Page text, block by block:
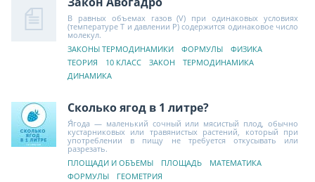
В равных объемах газов (V) при одинаковых условиях
(температуре Т и давлении Р) содержится одинаковое число
молекул.
ЗАКОНЫ ТЕРМОДИНАМИКИ
ФОРМУЛЫ
ФИЗИКА
ТЕОРИЯ
10 КЛАСС ЗАКОН
ТЕРМОДИНАМИКА
ДИНАМИКА
Сколько ягод в 1 литре?
Я́года — маленький сочный или мясистый плод, обычно
кустарниковых или травянистых растений, который при
употреблении в пищу не требуется откусывать или
разрезать.
ПЛОЩАДИ И ОБЪЕМЫ
ПЛОЩАДЬ
МАТЕМАТИКА
ФОРМУЛЫ
ГЕОМЕТРИЯ